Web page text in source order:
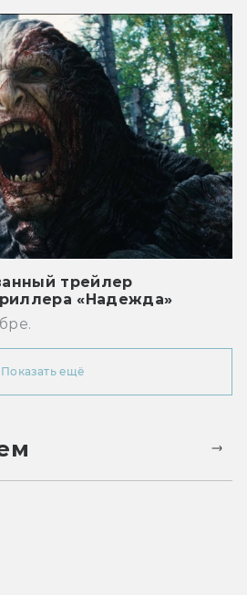
трейлер
«Надежда»
Показать ещё